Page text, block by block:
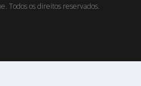
Todos os direitos reservados.